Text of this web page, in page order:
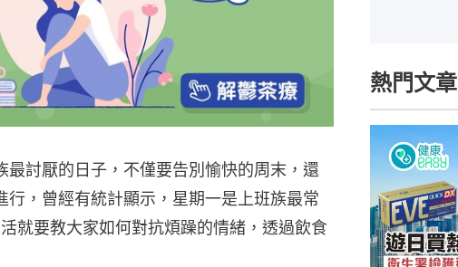
最討厭的日子，不僅要告別愉快的周末，還
行，曾經有統計顯示，星期一是上班族最常
就要教大家如何對抗煩躁的情緒，透過飲食
熱門文章